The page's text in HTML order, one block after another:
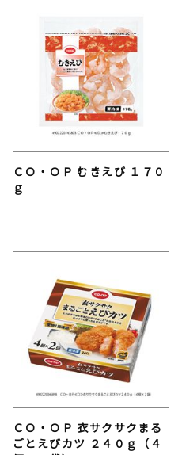
ＣＯ・ＯＰ むきえび １７０
ｇ
ＣＯ・ＯＰ 衣サクサクまる
ごとえびカツ ２４０ｇ（４